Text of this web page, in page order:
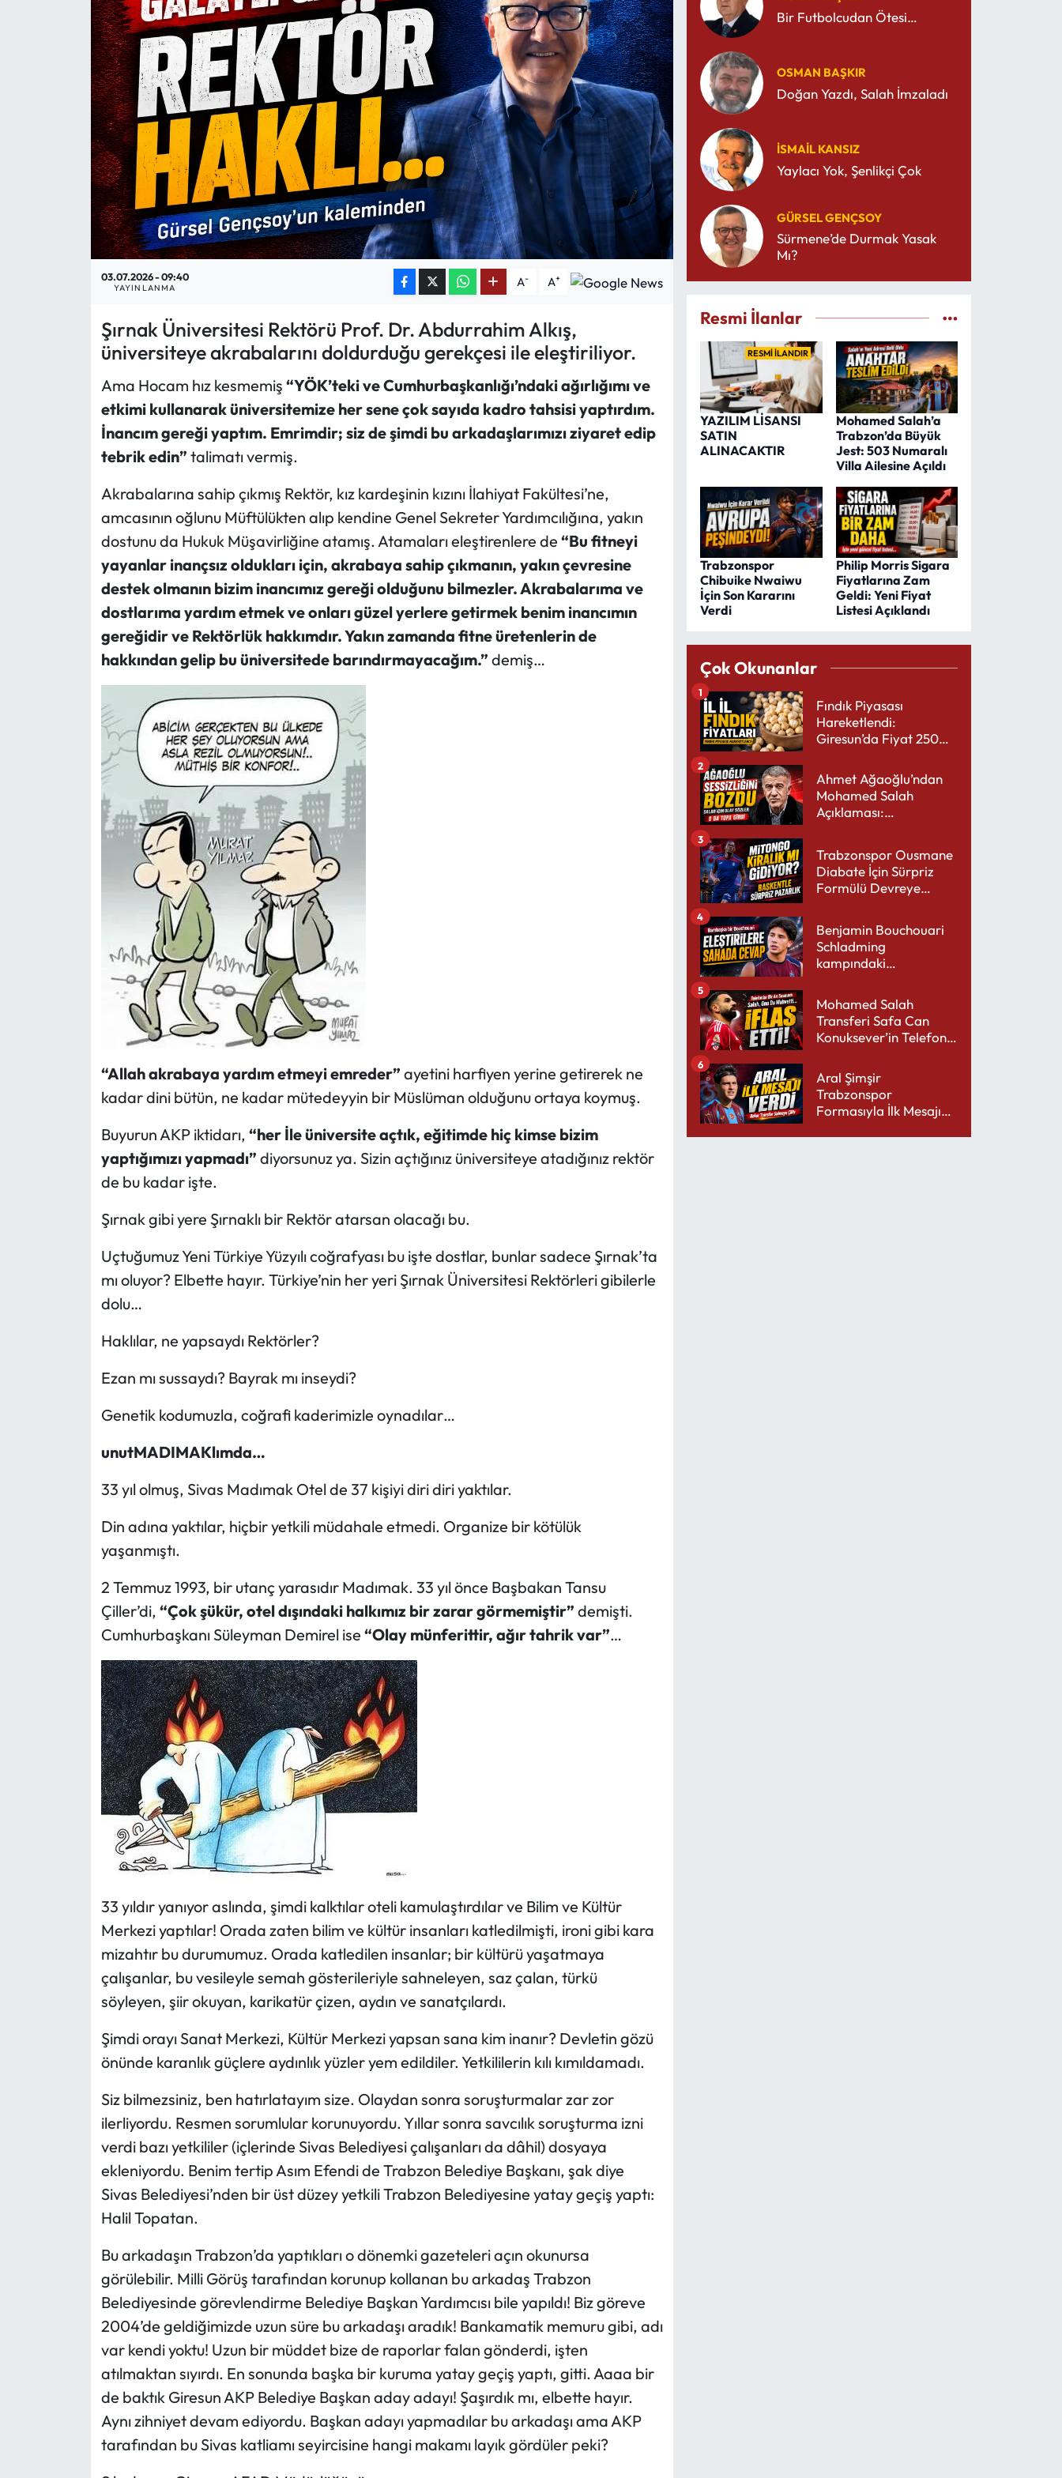
03.07.2026 - 09:40
YAYINLANMA A- A+
Şırnak Üniversitesi Rektörü Prof. Dr. Abdurrahim Alkış,
üniversiteye akrabalarını doldurduğu gerekçesi ile eleştiriliyor.
Ama Hocam hız kesmemiş “YÖK’teki ve Cumhurbaşkanlığı’ndaki ağırlığımı ve
etkimi kullanarak üniversitemize her sene çok sayıda kadro tahsisi yaptırdım.
İnancım gereği yaptım. Emrimdir; siz de şimdi bu arkadaşlarımızı ziyaret edip
tebrik edin” talimatı vermiş.
Akrabalarına sahip çıkmış Rektör, kız kardeşinin kızını İlahiyat Fakültesi’ne,
amcasının oğlunu Müftülükten alıp kendine Genel Sekreter Yardımcılığına, yakın
dostunu da Hukuk Müşavirliğine atamış. Atamaları eleştirenlere de “Bu fitneyi
yayanlar inançsız oldukları için, akrabaya sahip çıkmanın, yakın çevresine
destek olmanın bizim inancımız gereği olduğunu bilmezler. Akrabalarıma ve
dostlarıma yardım etmek ve onları güzel yerlere getirmek benim inancımın
gereğidir ve Rektörlük hakkımdır. Yakın zamanda fitne üretenlerin de
hakkından gelip bu üniversitede barındırmayacağım.” demiş…
“Allah akrabaya yardım etmeyi emreder” ayetini harfiyen yerine getirerek ne
kadar dini bütün, ne kadar mütedeyyin bir Müslüman olduğunu ortaya koymuş.
Buyurun AKP iktidarı, “her İle üniversite açtık, eğitimde hiç kimse bizim
yaptığımızı yapmadı” diyorsunuz ya. Sizin açtığınız üniversiteye atadığınız rektör
de bu kadar işte.
Şırnak gibi yere Şırnaklı bir Rektör atarsan olacağı bu.
Uçtuğumuz Yeni Türkiye Yüzyılı coğrafyası bu işte dostlar, bunlar sadece Şırnak’ta
mı oluyor? Elbette hayır. Türkiye’nin her yeri Şırnak Üniversitesi Rektörleri gibilerle
dolu…
Haklılar, ne yapsaydı Rektörler?
Ezan mı sussaydı? Bayrak mı inseydi?
Genetik kodumuzla, coğrafi kaderimizle oynadılar…
unutMADIMAKlımda…
33 yıl olmuş, Sivas Madımak Otel de 37 kişiyi diri diri yaktılar.
Din adına yaktılar, hiçbir yetkili müdahale etmedi. Organize bir kötülük
yaşanmıştı.
2 Temmuz 1993, bir utanç yarasıdır Madımak. 33 yıl önce Başbakan Tansu
Çiller’di, “Çok şükür, otel dışındaki halkımız bir zarar görmemiştir” demişti.
Cumhurbaşkanı Süleyman Demirel ise “Olay münferittir, ağır tahrik var”…
33 yıldır yanıyor aslında, şimdi kalktılar oteli kamulaştırdılar ve Bilim ve Kültür
Merkezi yaptılar! Orada zaten bilim ve kültür insanları katledilmişti, ironi gibi kara
mizahtır bu durumumuz. Orada katledilen insanlar; bir kültürü yaşatmaya
çalışanlar, bu vesileyle semah gösterileriyle sahneleyen, saz çalan, türkü
söyleyen, şiir okuyan, karikatür çizen, aydın ve sanatçılardı.
Şimdi orayı Sanat Merkezi, Kültür Merkezi yapsan sana kim inanır? Devletin gözü
önünde karanlık güçlere aydınlık yüzler yem edildiler. Yetkililerin kılı kımıldamadı.
Siz bilmezsiniz, ben hatırlatayım size. Olaydan sonra soruşturmalar zar zor
ilerliyordu. Resmen sorumlular korunuyordu. Yıllar sonra savcılık soruşturma izni
verdi bazı yetkililer (içlerinde Sivas Belediyesi çalışanları da dâhil) dosyaya
ekleniyordu. Benim tertip Asım Efendi de Trabzon Belediye Başkanı, şak diye
Sivas Belediyesi’nden bir üst düzey yetkili Trabzon Belediyesine yatay geçiş yaptı:
Halil Topatan.
Bu arkadaşın Trabzon’da yaptıkları o dönemki gazeteleri açın okunursa
görülebilir. Milli Görüş tarafından korunup kollanan bu arkadaş Trabzon
Belediyesinde görevlendirme Belediye Başkan Yardımcısı bile yapıldı! Biz göreve
2004’de geldiğimizde uzun süre bu arkadaşı aradık! Bankamatik memuru gibi, adı
var kendi yoktu! Uzun bir müddet bize de raporlar falan gönderdi, işten
atılmaktan sıyırdı. En sonunda başka bir kuruma yatay geçiş yaptı, gitti. Aaaa bir
de baktık Giresun AKP Belediye Başkan aday adayı! Şaşırdık mı, elbette hayır.
Aynı zihniyet devam ediyordu. Başkan adayı yapmadılar bu arkadaşı ama AKP
tarafından bu Sivas katliamı seyircisine hangi makamı layık gördüler peki?
Bir Futbolcudan Ötesi…
OSMAN BAŞKIR
Doğan Yazdı, Salah İmzaladı
İSMAIL KANSIZ
Yaylacı Yok, Şenlikçi Çok
GÜRSEL GENÇSOY
Sürmene’de Durmak Yasak
Mı?
Resmi İlanlar
RESMİ İLANDIR
YAZILIM LİSANSI
SATIN
ALINACAKTIR
Mohamed Salah’a
Trabzon’da Büyük
Jest: 503 Numaralı
Villa Ailesine Açıldı
Trabzonspor
Chibuike Nwaiwu
İçin Son Kararını
Verdi
Philip Morris Sigara
Fiyatlarına Zam
Geldi: Yeni Fiyat
Listesi Açıklandı
Çok Okunanlar
Fındık Piyasası
Hareketlendi:
Giresun’da Fiyat 250
1
Ahmet Ağaoğlu’ndan
Mohamed Salah
Açıklaması:
2
Trabzonspor Ousmane
Diabate İçin Sürpriz
Formülü Devreye
3
Benjamin Bouchouari
Schladming
kampındaki
4
Mohamed Salah
Transferi Safa Can
Konuksever’in Telefon
5
Aral Şimşir
Trabzonspor
Formasıyla İlk Mesajını
6
Mektup Galeri
Röportaj
Manşet
Köşe Yazıları
Karikatür Galeri
ASTROLOJİ
Mektup Galeri